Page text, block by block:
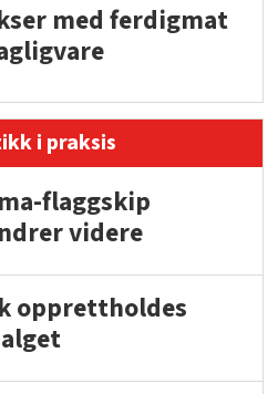
med ferdigmat
i praksis
flaggskip
videre
opprettholdes